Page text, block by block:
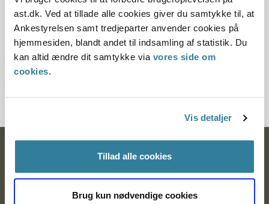
ast.dk. Ved at tillade alle cookies giver du samtykke til, at
Ankestyrelsen samt tredjeparter anvender cookies på
hjemmesiden, blandt andet til indsamling af statistik. Du
kan altid ændre dit samtykke via vores side om
cookies.
Vis detaljer
Tillad alle cookies
Brug kun nødvendige cookies
§ 7 § 276 § 18 § 10 § 15 § 9
Journalnummer
Postadresse: